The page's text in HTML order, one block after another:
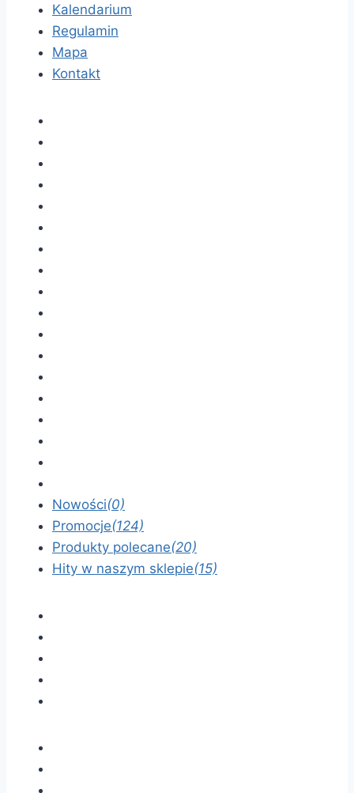
Kalendarium
Regulamin
Mapa
Kontakt
Nowości(0)
Promocje(124)
Produkty polecane(20)
Hity w naszym sklepie(15)